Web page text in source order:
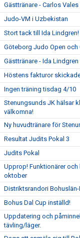
Gästtränare - Carlos
Judo-VM i Uzbekistan
Stort tack till Ida Lindgren!
Göteborg Judo Open och
Gästtränare - Ida Lindgren
Höstens fakturor
Ingen träning tisdag 4/10
Stenungsunds JK hälsar
välkomna!
Ny huvudtränare för
Resultat Judits Pokal 3
Judits Pokal
Upprop! Funktionärer och
oktober
Distriktsrandori Bohuslän-
Bohus Dal Cup inställd!
Uppdatering och
tävling/läger.